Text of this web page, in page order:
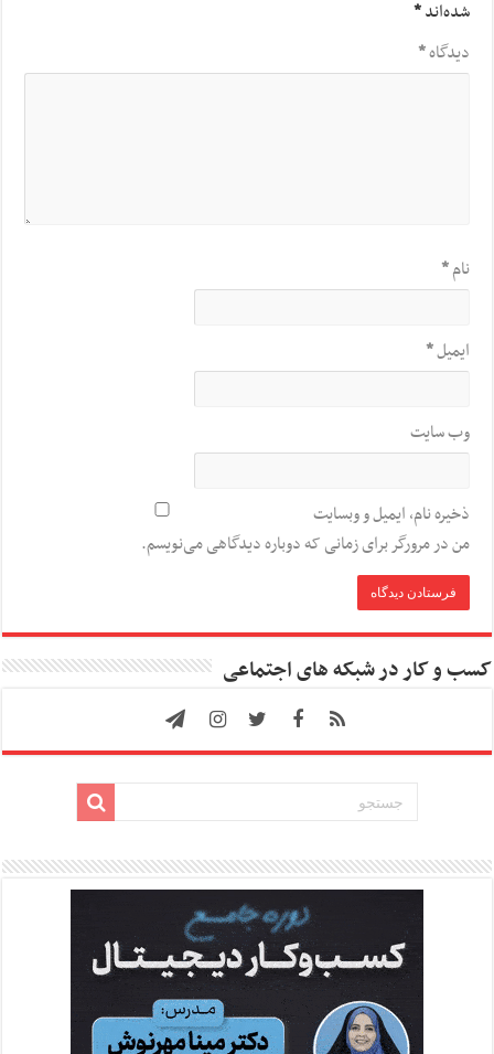
شده‌اند*
دیدگاه*
نام*
ایمیل*
وب‌ سایت
ذخیره نام، ایمیل و وبسایت
من در مرورگر برای زمانی که دوباره دیدگاهی می‌نویسم.
کسب و کار در شبکه های اجتماعی